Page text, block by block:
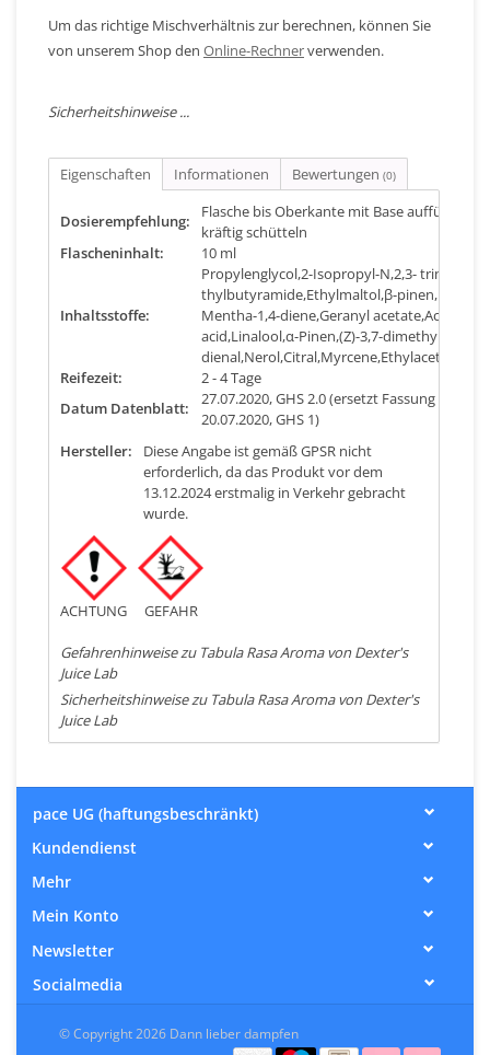
Um das richtige Mischverhältnis zur berechnen, können Sie
von unserem Shop den Online-Rechnerverwenden.
Sicherheitshinweise ...
Eigenschaften Informationen Bewertungen (0)
Dosierempfehlung:
Flasche bis Oberkante mit Base auffüllen
kräftig schütteln
Flascheninhalt:
10 ml
Inhaltsstoffe:
Propylenglycol,2-Isopropyl-N,2,3- trime-
thylbutyramide,Ethylmaltol,β-pinen,p-
Mentha-1,4-diene,Geranyl acetate,Acetic
acid,Linalool,α-Pinen,(Z)-3,7-dimethylocta-
Reifezeit:
2 - 4 Tage
Datum Datenblatt:
27.07.2020, GHS 2.0 (ersetzt Fassung vom
20.07.2020, GHS 1)
Hersteller:
Diese Angabe ist gemäß GPSR nicht
erforderlich, da das Produkt vor dem
13.12.2024 erstmalig in Verkehr gebracht
wurde.
ACHTUNG GEFAHR
Gefahrenhinweise zu Tabula Rasa Aroma von Dexter's
Juice Lab
Sicherheitshinweise zu Tabula Rasa Aroma von Dexter's
Juice Lab
pace UG (haftungsbeschränkt)
Kundendienst
Mehr
Mein Konto
Newsletter
Socialmedia
© Copyright 2026 Dann lieber dampfen